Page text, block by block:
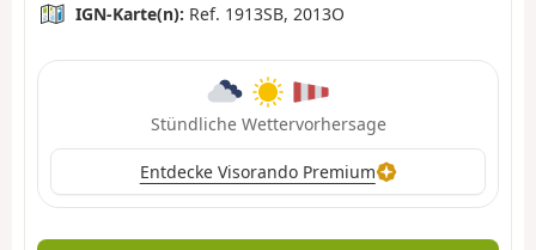
IGN-Karte(n): Ref. 1913SB, 2013O
Stündliche Wettervorhersage
Entdecke Visorando Premium